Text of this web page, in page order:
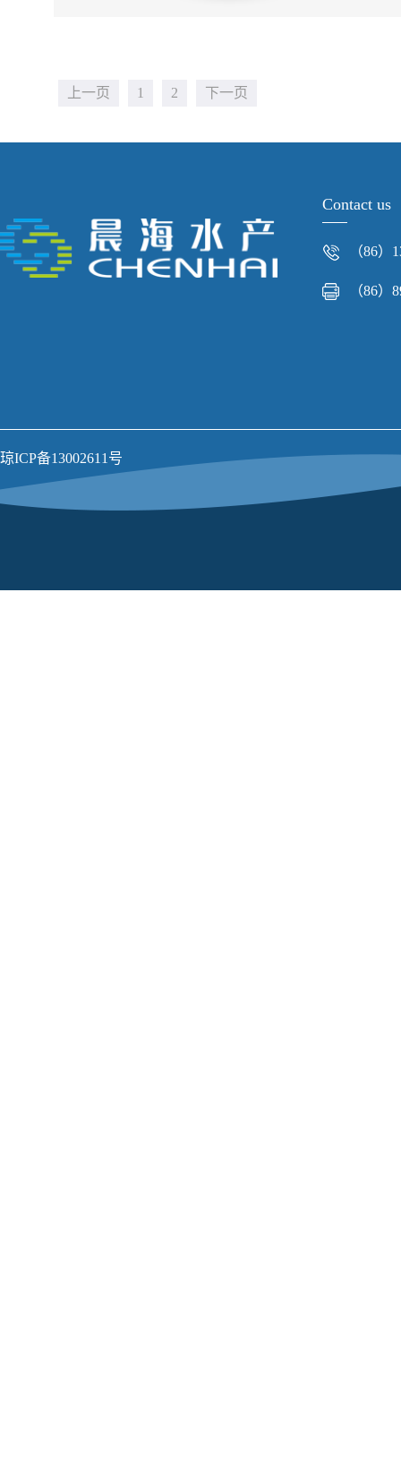
上一页 1 2 下一页
Contact us
（86）
（86）
琼ICP备13002611号